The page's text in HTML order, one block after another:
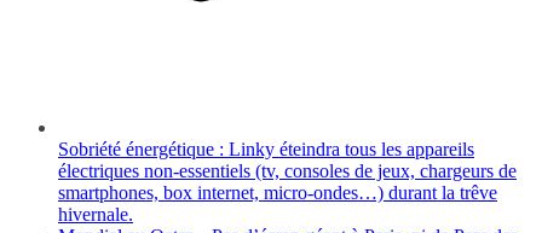
Sobriété énergétique : Linky éteindra tous les appareils
électriques non-essentiels (tv, consoles de jeux, chargeurs de
smartphones, box internet, micro-ondes…) durant la trêve
hivernale.